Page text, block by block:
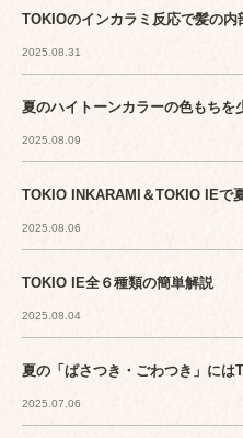
TOKIOのインカラミ反応で髪の内
2025.08.31
夏のハイトーンカラーの色もちを
2025.08.09
TOKIO INKARAMI＆TOKIO IEで
2025.08.06
TOKIO IE全６種類の簡単解説
2025.08.04
夏の「ぱさつき・ごわつき」には
2025.07.06